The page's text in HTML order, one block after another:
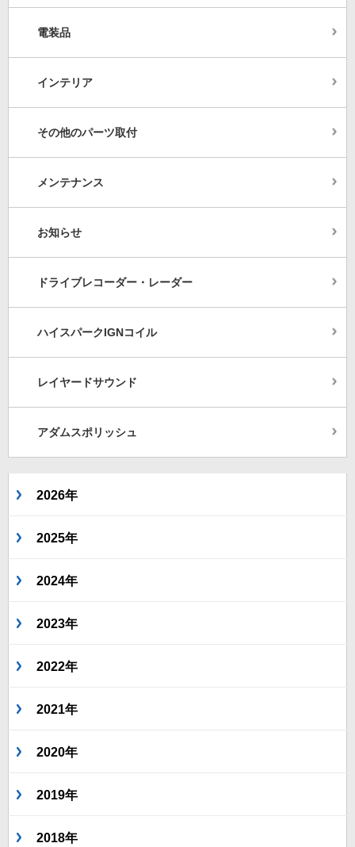
電装品
インテリア
その他のパーツ取付
メンテナンス
お知らせ
ドライブレコーダー・レーダー
ハイスパークIGNコイル
レイヤードサウンド
アダムスポリッシュ
2026年
2025年
2024年
2023年
2022年
2021年
2020年
2019年
2018年